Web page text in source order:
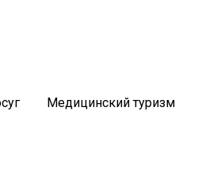
Медицинский туризм
Пн-Пт:8.00 - 20.00
8.30 - 14.30